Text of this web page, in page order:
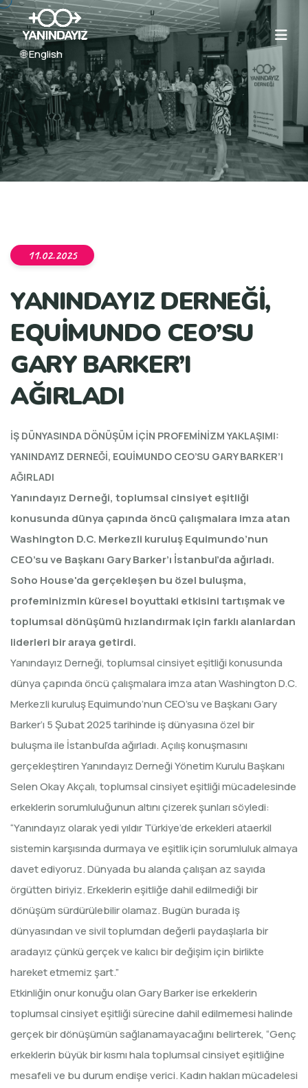
🌐 English
11.02.2025
YANINDAYIZ DERNEĞİ,
EQUİMUNDO CEO’SU
GARY BARKER’I
AĞIRLADI
İŞ DÜNYASINDA DÖNÜŞÜM İÇİN PROFEMİNİZM YAKLAŞIMI:
YANINDAYIZ DERNEĞİ, EQUİMUNDO CEO’SU GARY BARKER’I
AĞIRLADI
Yanındayız Derneği, toplumsal cinsiyet eşitliği
konusunda dünya çapında öncü çalışmalara imza atan
Washington D.C. Merkezli kuruluş Equimundo’nun
CEO’su ve Başkanı Gary Barker’ı İstanbul’da ağırladı.
Soho House'da gerçekleşen bu özel buluşma,
profeminizmin küresel boyuttaki etkisini tartışmak ve
toplumsal dönüşümü hızlandırmak için farklı alanlardan
liderleri bir araya getirdi.
Yanındayız Derneği, toplumsal cinsiyet eşitliği konusunda
dünya çapında öncü çalışmalara imza atan Washington D.C.
Merkezli kuruluş Equimundo’nun CEO’su ve Başkanı Gary
Barker’ı 5 Şubat 2025 tarihinde iş dünyasına özel bir
buluşma ile İstanbul’da ağırladı. Açılış konuşmasını
gerçekleştiren Yanındayız Derneği Yönetim Kurulu Başkanı
Selen Okay Akçalı, toplumsal cinsiyet eşitliği mücadelesinde
erkeklerin sorumluluğunun altını çizerek şunları söyledi:
“Yanındayız olarak yedi yıldır Türkiye’de erkekleri ataerkil
sistemin karşısında durmaya ve eşitlik için sorumluluk almaya
davet ediyoruz. Dünyada bu alanda çalışan az sayıda
örgütten biriyiz. Erkeklerin eşitliğe dahil edilmediği bir
dönüşüm sürdürülebilir olamaz. Bugün burada iş
dünyasından ve sivil toplumdan değerli paydaşlarla bir
aradayız çünkü gerçek ve kalıcı bir değişim için birlikte
hareket etmemiz şart.”
Etkinliğin onur konuğu olan Gary Barker ise erkeklerin
toplumsal cinsiyet eşitliği sürecine dahil edilmemesi halinde
gerçek bir dönüşümün sağlanamayacağını belirterek, “Genç
erkeklerin büyük bir kısmı hala toplumsal cinsiyet eşitliğine
mesafeli ve bu durum endişe verici. Kadın hakları mücadelesi